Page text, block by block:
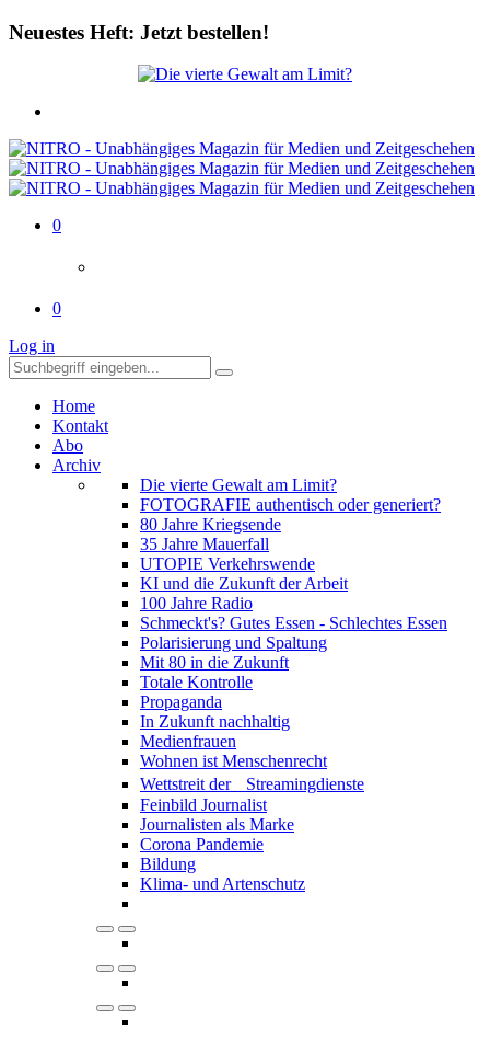
Neuestes Heft: Jetzt bestellen!
0
0
Log in
Home
Kontakt
Abo
Archiv
Die vierte Gewalt am Limit?
FOTOGRAFIE authentisch oder generiert?
80 Jahre Kriegsende
35 Jahre Mauerfall
UTOPIE Verkehrswende
KI und die Zukunft der Arbeit
100 Jahre Radio
Schmeckt's? Gutes Essen - Schlechtes Essen
Polarisierung und Spaltung
Mit 80 in die Zukunft
Totale Kontrolle
Propaganda
In Zukunft nachhaltig
Medienfrauen
Wohnen ist Menschenrecht
Wettstreit der Streamingdienste
Feinbild Journalist
Journalisten als Marke
Corona Pandemie
Bildung
Klima- und Artenschutz